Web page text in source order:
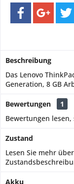
Beschreibung
Das Lenovo
Generation, 8 GB
Bewertungen
1
Bewertungen
Zustand
Lesen Sie mehr
Akku